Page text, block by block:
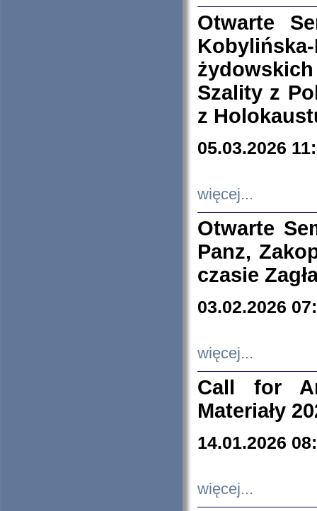
Otwarte
Szality z
z
05.03.2026
więcej...
Otwarte
Panz,
czasie
03.02.2026
więcej...
Call for
Materiały
14.01.2026
więcej...